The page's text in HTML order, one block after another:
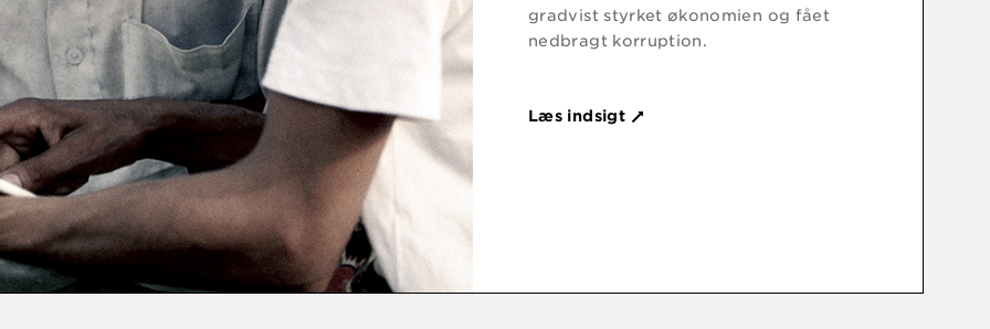
gradvist styrket økonomien og fået
nedbragt korruption.
Læs indsigt